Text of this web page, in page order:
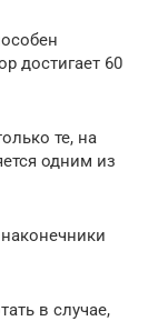
достигает 60
те, на
одним из
в случае,